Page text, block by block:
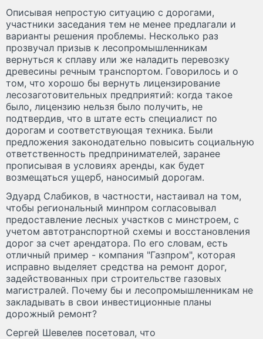
Описывая непростую ситуацию с дорогами,
участники заседания тем не менее предлагали и
варианты решения проблемы. Несколько раз
прозвучал призыв к лесопромышленникам
вернуться к сплаву или же наладить перевозку
древесины речным транспортом. Говорилось и о
том, что хорошо бы вернуть лицензирование
лесозаготовительных предприятий: когда такое
было, лицензию нельзя было получить, не
подтвердив, что в штате есть специалист по
дорогам и соответствующая техника. Были
предложения законодательно повысить социальную
ответственность предпринимателей, заранее
прописывая в условиях аренды, как будет
возмещаться ущерб, наносимый дорогам.
Эдуард Слабиков, в частности, настаивал на том,
чтобы региональный минпром согласовывал
предоставление лесных участков с минстроем, с
учетом автотранспортной схемы и восстановления
дорог за счет арендатора. По его словам, есть
отличный пример - компания "Газпром", которая
исправно выделяет средства на ремонт дорог,
задействованных при строительстве газовых
магистралей. Почему бы и лесопромышленникам не
закладывать в свои инвестиционные планы
дорожный ремонт?
Сергей Шевелев посетовал, что